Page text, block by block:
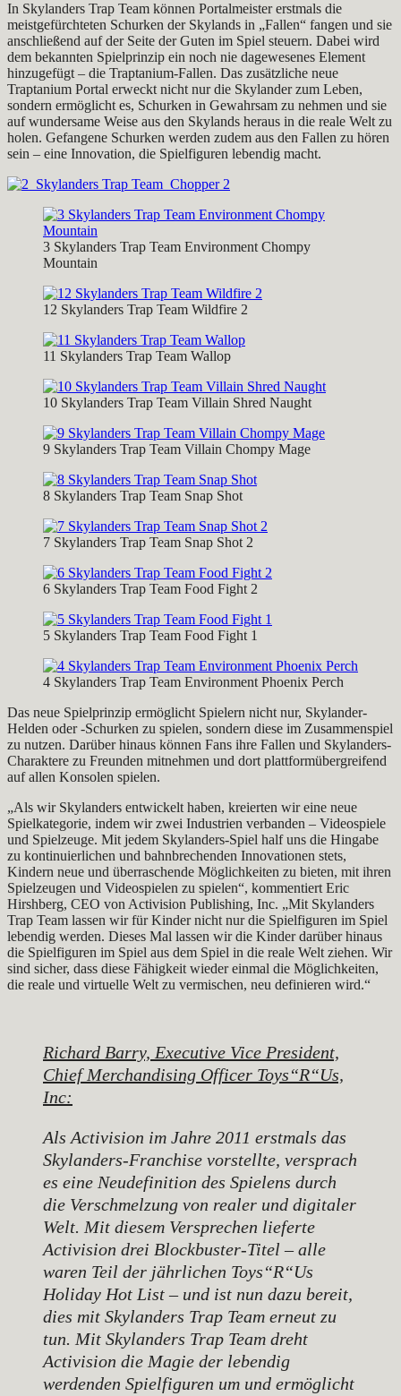
In Skylanders Trap Team können Portalmeister erstmals die
meistgefürchteten Schurken der Skylands in „Fallen“ fangen und sie
anschließend auf der Seite der Guten im Spiel steuern. Dabei wird
dem bekannten Spielprinzip ein noch nie dagewesenes Element
hinzugefügt – die Traptanium-Fallen. Das zusätzliche neue
Traptanium Portal erweckt nicht nur die Skylander zum Leben,
sondern ermöglicht es, Schurken in Gewahrsam zu nehmen und sie
auf wundersame Weise aus den Skylands heraus in die reale Welt zu
holen. Gefangene Schurken werden zudem aus den Fallen zu hören
sein – eine Innovation, die Spielfiguren lebendig macht.
3 Skylanders Trap Team Environment Chompy
Mountain
12 Skylanders Trap Team Wildfire 2
11 Skylanders Trap Team Wallop
10 Skylanders Trap Team Villain Shred Naught
9 Skylanders Trap Team Villain Chompy Mage
8 Skylanders Trap Team Snap Shot
7 Skylanders Trap Team Snap Shot 2
6 Skylanders Trap Team Food Fight 2
5 Skylanders Trap Team Food Fight 1
4 Skylanders Trap Team Environment Phoenix Perch
Das neue Spielprinzip ermöglicht Spielern nicht nur, Skylander-
Helden oder -Schurken zu spielen, sondern diese im Zusammenspiel
zu nutzen. Darüber hinaus können Fans ihre Fallen und Skylanders-
Charaktere zu Freunden mitnehmen und dort plattformübergreifend
auf allen Konsolen spielen.
„Als wir Skylanders entwickelt haben, kreierten wir eine neue
Spielkategorie, indem wir zwei Industrien verbanden – Videospiele
und Spielzeuge. Mit jedem Skylanders-Spiel half uns die Hingabe
zu kontinuierlichen und bahnbrechenden Innovationen stets,
Kindern neue und überraschende Möglichkeiten zu bieten, mit ihren
Spielzeugen und Videospielen zu spielen“, kommentiert Eric
Hirshberg, CEO von Activision Publishing, Inc. „Mit Skylanders
Trap Team lassen wir für Kinder nicht nur die Spielfiguren im Spiel
lebendig werden. Dieses Mal lassen wir die Kinder darüber hinaus
die Spielfiguren im Spiel aus dem Spiel in die reale Welt ziehen. Wir
sind sicher, dass diese Fähigkeit wieder einmal die Möglichkeiten,
die reale und virtuelle Welt zu vermischen, neu definieren wird.“
Richard Barry, Executive Vice President,
Chief Merchandising Officer Toys“R“Us,
Inc:
Als Activision im Jahre 2011 erstmals das
Skylanders-Franchise vorstellte, versprach
es eine Neudefinition des Spielens durch
die Verschmelzung von realer und digitaler
Welt. Mit diesem Versprechen lieferte
Activision drei Blockbuster-Titel – alle
waren Teil der jährlichen Toys“R“Us
Holiday Hot List – und ist nun dazu bereit,
dies mit Skylanders Trap Team erneut zu
tun. Mit Skylanders Trap Team dreht
Activision die Magie der lebendig
werdenden Spielfiguren um und ermöglicht